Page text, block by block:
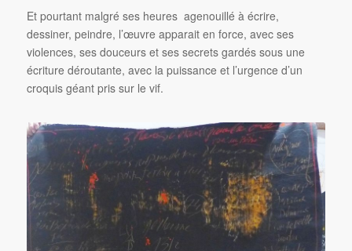
Et pourtant malgré ses heures agenouillé à écrire,
dessiner, peindre, l’œuvre apparait en force, avec ses
violences, ses douceurs et ses secrets gardés sous une
écriture déroutante, avec la puissance et l’urgence d’un
croquis géant pris sur le vif.